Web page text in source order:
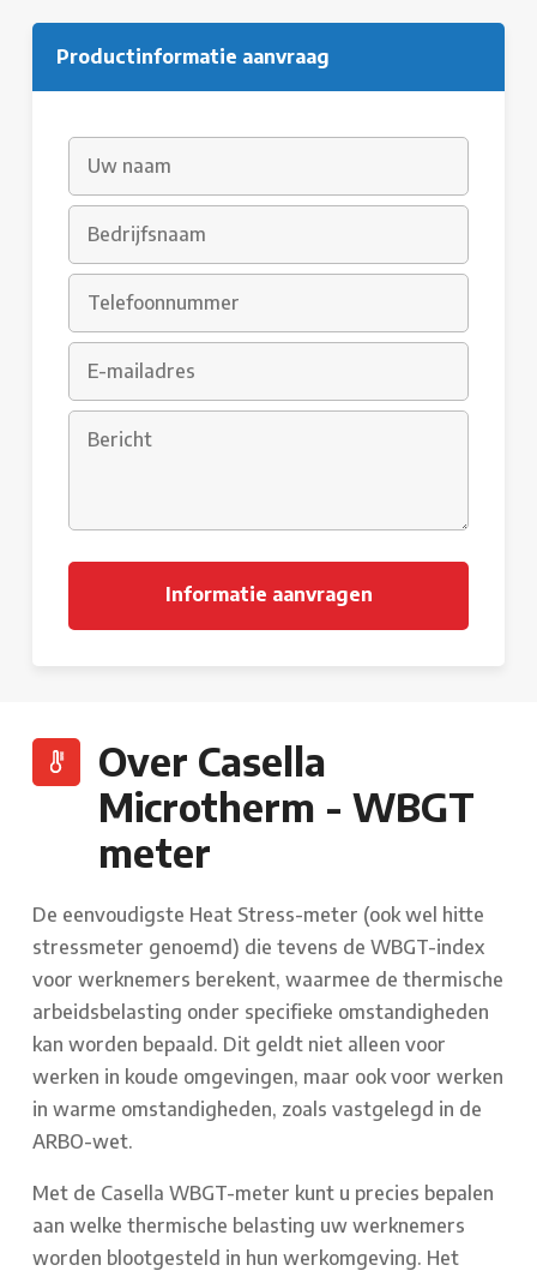
Productinformatie aanvraag
Over Casella
Microtherm - WBGT
meter
De eenvoudigste Heat Stress-meter (ook wel hitte
stressmeter genoemd) die tevens de WBGT-index
voor werknemers berekent, waarmee de thermische
arbeidsbelasting onder specifieke omstandigheden
kan worden bepaald. Dit geldt niet alleen voor
werken in koude omgevingen, maar ook voor werken
in warme omstandigheden, zoals vastgelegd in de
ARBO-wet.
Met de Casella WBGT-meter kunt u precies bepalen
aan welke thermische belasting uw werknemers
worden blootgesteld in hun werkomgeving. Het